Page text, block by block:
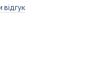
відгук